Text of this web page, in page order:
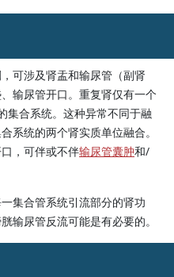
可涉及肾盂和输尿管（副肾
输尿管开口。重复肾仅有一个
集合系统。这种异常不同于融
系统的两个肾实质单位融合。
，可伴或不伴输尿管囊肿和/
集合管系统引流部分的肾功
输尿管反流可能是有必要的。